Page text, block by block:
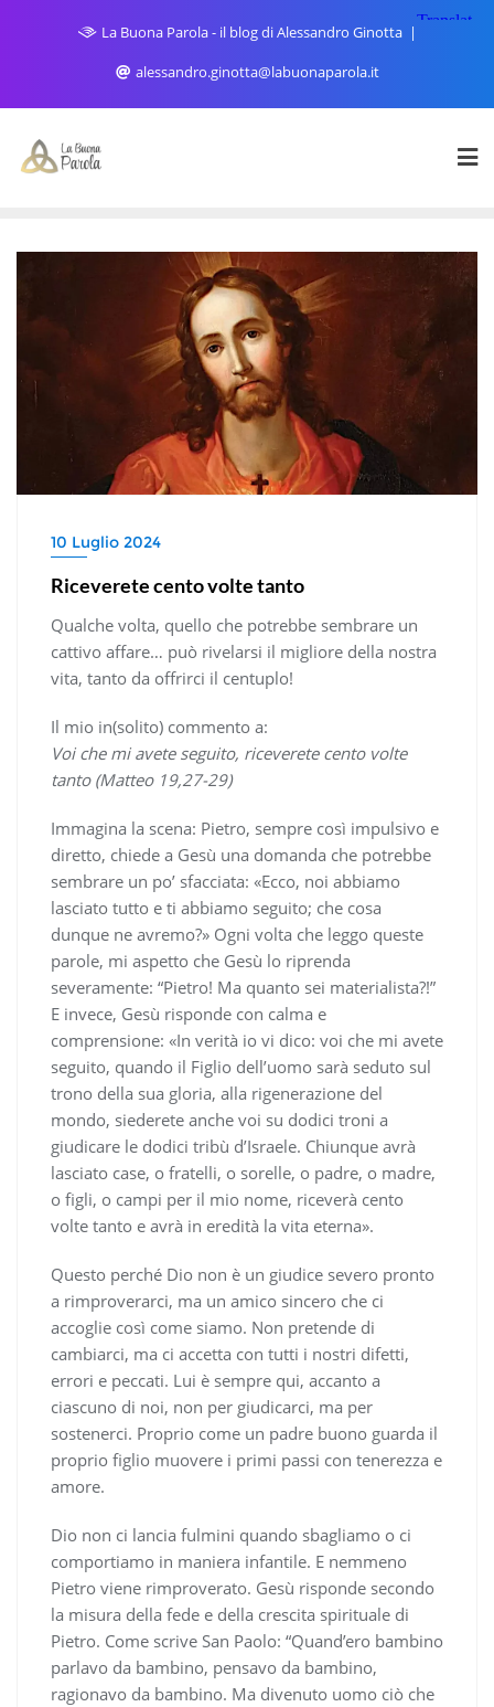
La Buona Parola - il blog di Alessandro Ginotta
alessandro.ginotta@labuonaparola.it
10 Luglio 2024
Riceverete cento volte tanto
Qualche volta, quello che potrebbe sembrare un
cattivo affare… può rivelarsi il migliore della nostra
vita, tanto da offrirci il centuplo!
Il mio in(solito) commento a:
Voi che mi avete seguito, riceverete cento volte
tanto (Matteo 19,27-29)
Immagina la scena: Pietro, sempre così impulsivo e
diretto, chiede a Gesù una domanda che potrebbe
sembrare un po’ sfacciata: «Ecco, noi abbiamo
lasciato tutto e ti abbiamo seguito; che cosa
dunque ne avremo?» Ogni volta che leggo queste
parole, mi aspetto che Gesù lo riprenda
severamente: “Pietro! Ma quanto sei materialista?!”
E invece, Gesù risponde con calma e
comprensione: «In verità io vi dico: voi che mi avete
seguito, quando il Figlio dell’uomo sarà seduto sul
trono della sua gloria, alla rigenerazione del
mondo, siederete anche voi su dodici troni a
giudicare le dodici tribù d’Israele. Chiunque avrà
lasciato case, o fratelli, o sorelle, o padre, o madre,
o figli, o campi per il mio nome, riceverà cento
volte tanto e avrà in eredità la vita eterna».
Questo perché Dio non è un giudice severo pronto
a rimproverarci, ma un amico sincero che ci
accoglie così come siamo. Non pretende di
cambiarci, ma ci accetta con tutti i nostri difetti,
errori e peccati. Lui è sempre qui, accanto a
ciascuno di noi, non per giudicarci, ma per
sostenerci. Proprio come un padre buono guarda il
proprio figlio muovere i primi passi con tenerezza e
amore.
Dio non ci lancia fulmini quando sbagliamo o ci
comportiamo in maniera infantile. E nemmeno
Pietro viene rimproverato. Gesù risponde secondo
la misura della fede e della crescita spirituale di
Pietro. Come scrive San Paolo: “Quand’ero bambino
parlavo da bambino, pensavo da bambino,
ragionavo da bambino. Ma divenuto uomo ciò che